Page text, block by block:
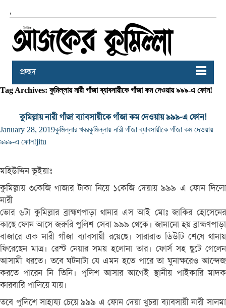
,
প্রচ্ছদ
Tag Archives: কুমিল্লায় নারী গাঁজা ব্যাবসায়ীকে গাঁজা কম দেওয়ায় ৯৯৯-এ ফোন!
কুমিল্লায় নারী গাঁজা ব্যাবসায়ীকে গাঁজা কম দেওয়ায় ৯৯৯-এ ফোন!
January 28, 2019কুমিল্লার খবরকুমিল্লায় নারী গাঁজা ব্যাবসায়ীকে গাঁজা কম দেওয়ায়
৯৯৯-এ ফোন!jitu
মহিউদ্দিন ভূইয়াঃ
কুমিল্লায় ৩কেজি গাজার টাকা নিয়ে ১কেজি দেয়ায় ৯৯৯ এ ফোন দিলো
নারী
ভোর ৬টা কুমিল্লার ব্রাহ্মণপাড়া থানার এস আই মোঃ জাকির হোসেনের
কাছে ফোন আসে জরুরি পুলিশ সেবা ৯৯৯ থেকে। জানানো হয় ব্রাহ্মণপাড়া
বাজারে এক নারী গাঁজা ব্যাবসায়ী রয়েছে। সারারাত ডিউটি শেষে থানায়
ফিরেছেন মাত্র। রেস্ট নেয়ার সময় হলোনা তার। ফোর্স সহ ছুটে গেলেন
আসামী ধরতে। তবে ঘটনাটা যে এমন হতে পারে তা ঘুনাক্ষরেও আন্দেজ
করতে পারেন নি তিনি। পুলিশ আসার আগেই স্থানীয় পাইকারি মাদক
কারবারি পালিয়ে যায়।
তবে পুলিশে সাহায্য চেয়ে ৯৯৯ এ ফোন দেয়া খুচরা ব্যাবসায়ী নারী সালমা